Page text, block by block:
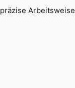
präzise Arbeitsweise